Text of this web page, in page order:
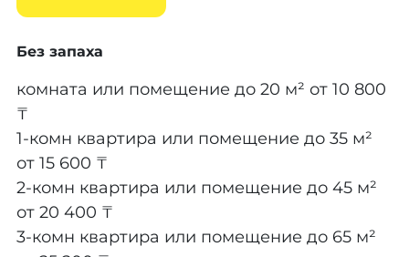
Без запаха
комната или помещение до 20 м² от 10 800
₸
1-комн квартира или помещение до 35 м²
от 15 600 ₸
2-комн квартира или помещение до 45 м²
от 20 400 ₸
3-комн квартира или помещение до 65 м²